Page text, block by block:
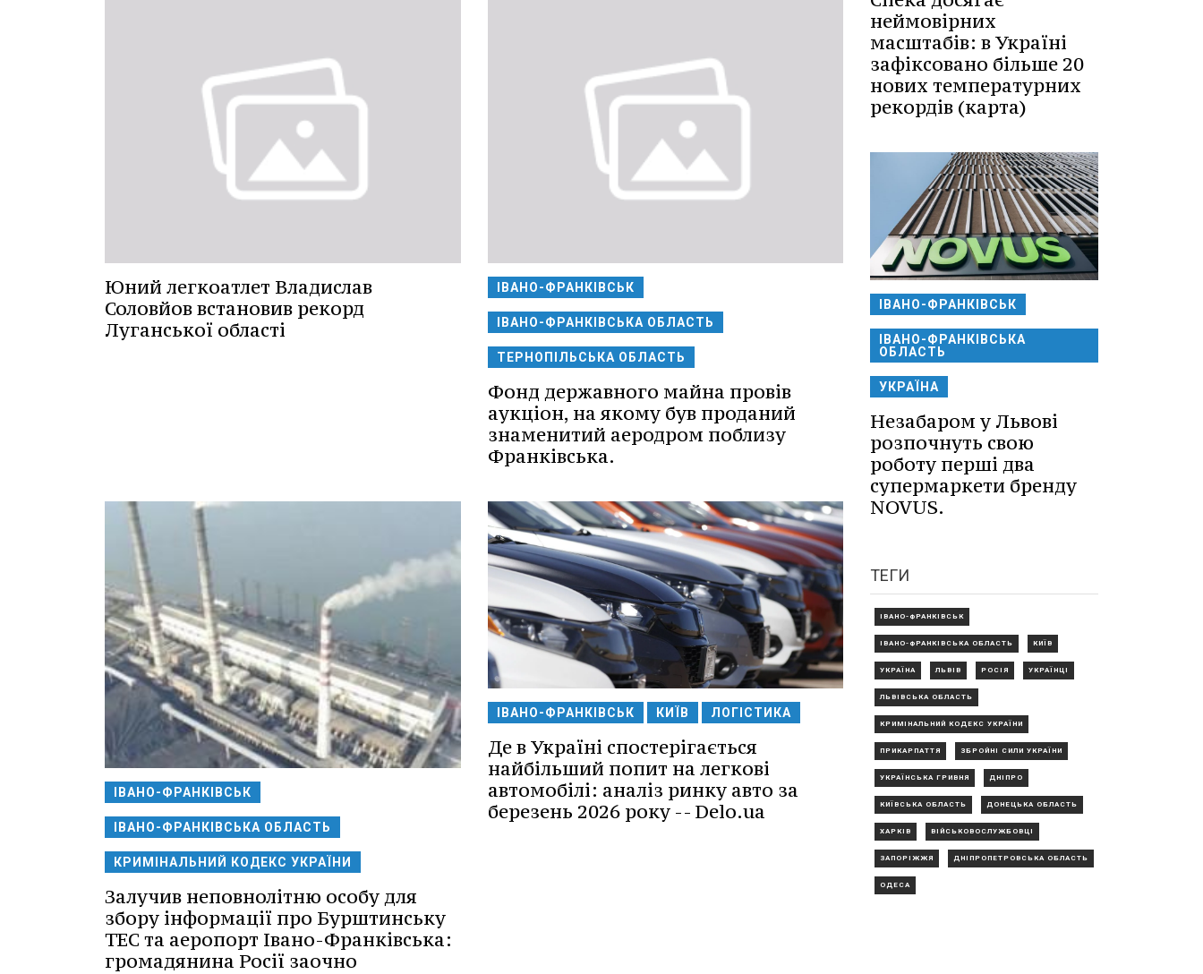
Юний легкоатлет Владислав
Соловйов встановив рекорд
Луганської області
ІВАНО-ФРАНКІВСЬК
ІВАНО-ФРАНКІВСЬКА ОБЛАСТЬ
ТЕРНОПІЛЬСЬКА ОБЛАСТЬ
Фонд державного майна провів
аукціон, на якому був проданий
знаменитий аеродром поблизу
Франківська.
ІВАНО-ФРАНКІВСЬК
ІВАНО-ФРАНКІВСЬКА ОБЛАСТЬ
КРИМІНАЛЬНИЙ КОДЕКС УКРАЇНИ
Залучив неповнолітню особу для
збору інформації про Бурштинську
ТЕС та аеропорт Івано-Франківська:
громадянина Росії заочно
ІВАНО-ФРАНКІВСЬК КИЇВ ЛОГІСТИКА
Де в Україні спостерігається
найбільший попит на легкові
автомобілі: аналіз ринку авто за
березень 2026 року -- Delo.ua
неймовірних
масштабів: в Україні
зафіксовано більше 20
нових температурних
рекордів (карта)
ІВАНО-ФРАНКІВСЬК
ІВАНО-ФРАНКІВСЬКА
ОБЛАСТЬ
УКРАЇНА
Незабаром у Львові
розпочнуть свою
роботу перші два
супермаркети бренду
NOVUS.
ТЕГИ
ІВАНО-ФРАНКІВСЬК
ІВАНО-ФРАНКІВСЬКА ОБЛАСТЬ КИЇВ
УКРАЇНА ЛЬВІВ РОСІЯ УКРАЇНЦІ
ЛЬВІВСЬКА ОБЛАСТЬ
КРИМІНАЛЬНИЙ КОДЕКС УКРАЇНИ
ПРИКАРПАТТЯ ЗБРОЙНІ СИЛИ УКРАЇНИ
УКРАЇНСЬКА ГРИВНЯ ДНІПРО
КИЇВСЬКА ОБЛАСТЬ ДОНЕЦЬКА ОБЛАСТЬ
ХАРКІВ ВІЙСЬКОВОСЛУЖБОВЦІ
ЗАПОРІЖЖЯ ДНІПРОПЕТРОВСЬКА ОБЛАСТЬ
ОДЕСА